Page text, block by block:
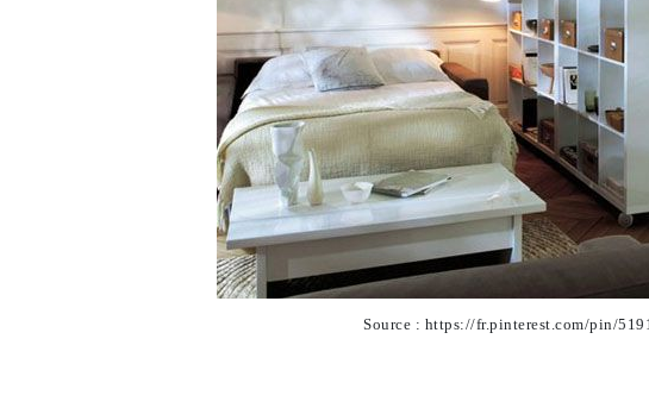
Source : https://fr.pinterest.com/pin/